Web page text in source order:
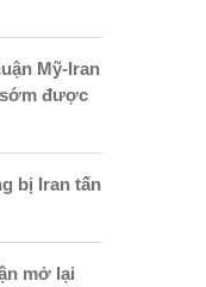
Mỹ-Iran
sớm được
bị Iran tấn
mở lại